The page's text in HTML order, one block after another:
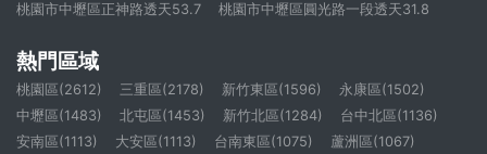
桃園市中壢區正神路透天53.7
桃園市中壢區圓光路一段透天31.8
熱門區域
桃園區(2612) 三重區(2178) 新竹東區(1596)
永康區(1502)
中壢區(1483)
北屯區(1453) 新竹北區(1284)
台中北區(1136)
安南區(1113)
大安區(1113) 台南東區(1075)
蘆洲區(1067)